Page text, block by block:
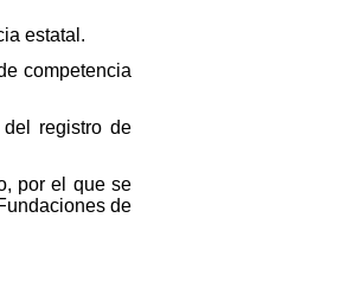
estatal.
competencia
registro de
por el que se
de